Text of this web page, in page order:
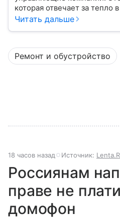
которая отвечает за тепло
кране, освещение улиц и
Читать дальше
Ремонт и обустройство
18 часов назад Источник:
Россиянам
праве не
домофон